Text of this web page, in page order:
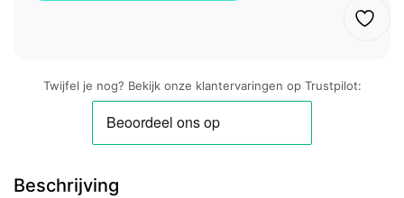
Twijfel je nog? Bekijk onze klantervaringen op Trustpilot:
Beschrijving